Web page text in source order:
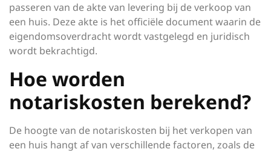
passeren van de akte van levering bij de verkoop van
een huis. Deze akte is het officiële document waarin de
eigendomsoverdracht wordt vastgelegd en juridisch
wordt bekrachtigd.
Hoe worden
notariskosten berekend?
De hoogte van de notariskosten bij het verkopen van
een huis hangt af van verschillende factoren, zoals de